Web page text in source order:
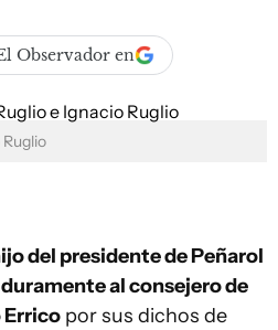
Observador en
del presidente de Peñarol
al consejero de
Errico por sus dichos de